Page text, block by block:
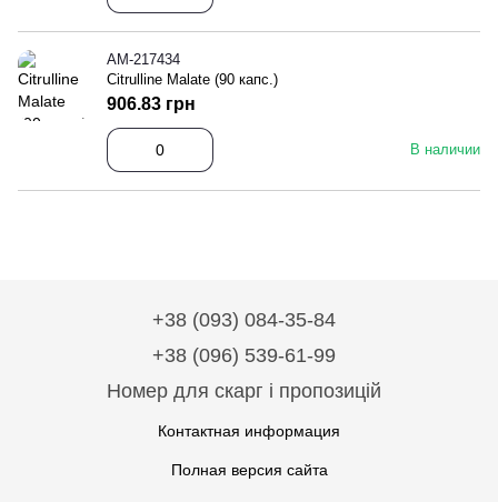
АМ-217434
Citrulline Malate (90 капс.)
В наличии
906.83 грн
+38 (093) 084-35-84
+38 (096) 539-61-99
Номер для скарг і пропозицій
Контактная информация
Полная версия сайта